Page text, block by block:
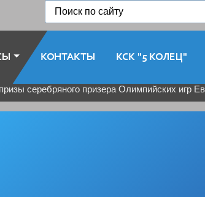
КОНТАКТЫ КСК "5 КОЛЕЦ"
серебряного призера Олимпийских игр